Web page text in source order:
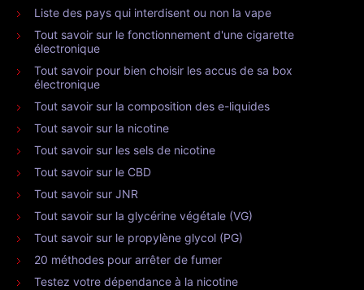
Liste des pays qui interdisent ou non la vape
Tout savoir sur le fonctionnement d'une cigarette
électronique
Tout savoir pour bien choisir les accus de sa box
électronique
Tout savoir sur la composition des e-liquides
Tout savoir sur la nicotine
Tout savoir sur les sels de nicotine
Tout savoir sur le CBD
Tout savoir sur JNR
Tout savoir sur la glycérine végétale (VG)
Tout savoir sur le propylène glycol (PG)
20 méthodes pour arrêter de fumer
Testez votre dépendance à la nicotine